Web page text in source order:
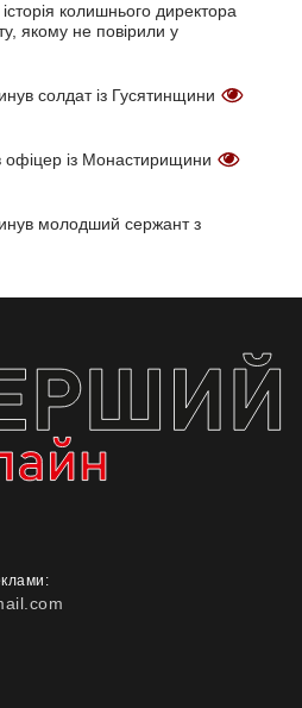
колишнього директора
якому не повірили у
солдат із Гусятинщини
офіцер із Монастирищини
молодший сержант з